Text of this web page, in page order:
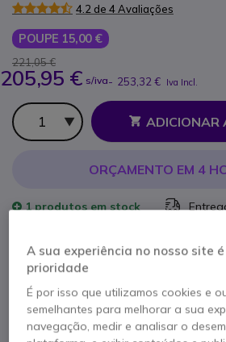
4.2 de 4 Avaliações
POUPE 15,00 €
221,05 €
205,95 € s/iva- 253,32 € Iva Incl.
Qtd
ADICIONAR
ORÇAMENTO EM 4
1 produtosem stock
1 ano de garantiado fabricante
A sua experiência no nosso site
prioridade
É por isso que utilizamos cookies e
semelhantes para melhorar a sua
navegação, medir e analisar o